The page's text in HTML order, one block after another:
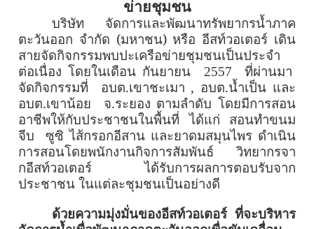
ข่ายชุมชน
บริษัท จัดการและพัฒนาทรัพยากรน้ำภาค
ตะวันออก จำกัด (มหาชน) หรือ อีสท์วอเตอร์ เดิน
สายจัดกิจกรรมพบปะเครือข่ายชุมชนเป็นประจำ
ต่อเนื่อง โดยในเดือน กันยายน
2557ที่ผ่านมา
จัดกิจกรรมที่
อบต.เขาชะเมา , อบต.น้ำเป็น และ
อบต.เขาน้อย จ.ระยอง ตามลำดับ โดยมีการสอน
อาชีพให้กับประชาชนในพื้นที่ ได้แก่ สอนทำขนม
จีบ ซูซิ ไส้กรอกอีสาน และยาดมสมุนไพร ดำเนิน
การสอนโดยพนักงานกิจการสัมพันธ์ วิทยากรจา
กอีสท์วอเตอร์ ได้รับการผลการตอบรับจาก
ประชาชน ในแต่ละชุมชนเป็นอย่างดี
ด้วยความมุ่งมั่นของอีสท์วอเตอร์ ที่จะบริหาร